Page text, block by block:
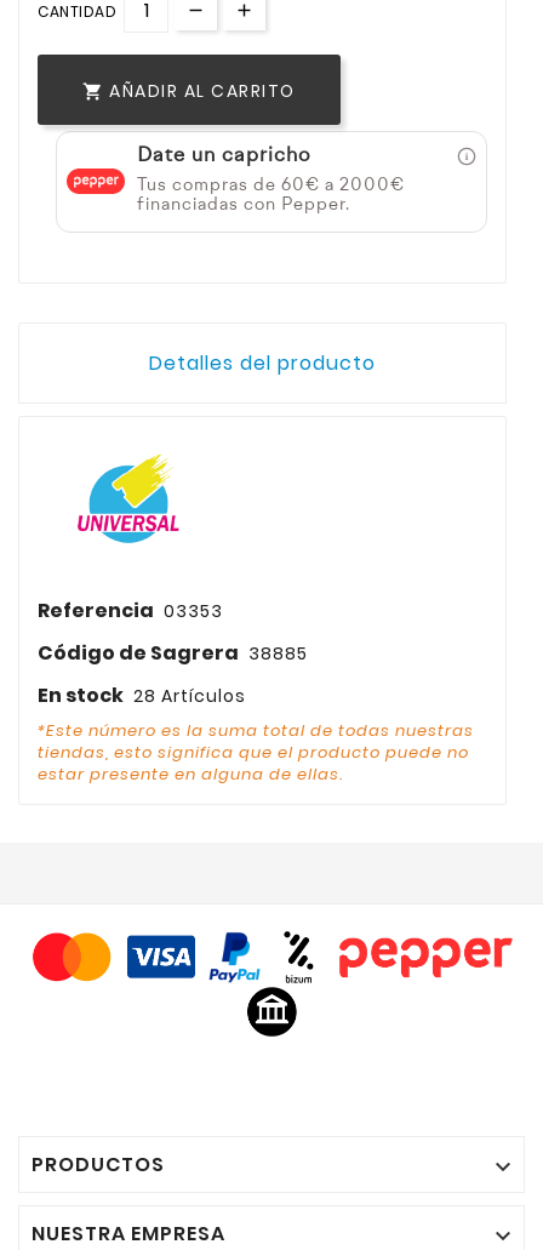
CANTIDAD
 AÑADIR AL CARRITO
Date un capricho
Tus compras de 60€ a 2000€
financiadas con Pepper.
Detalles del producto
Referencia 03353
Código de Sagrera 38885
En stock 28 Artículos
*Este número es la suma total de todas nuestras
tiendas, esto significa que el producto puede no
estar presente en alguna de ellas.
PRODUCTOS 
NUESTRA EMPRESA 